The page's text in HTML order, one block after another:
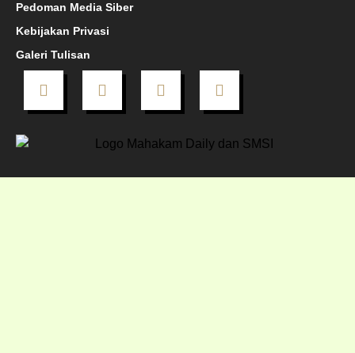
Pedoman Media Siber
Kebijakan Privasi
Galeri Tulisan